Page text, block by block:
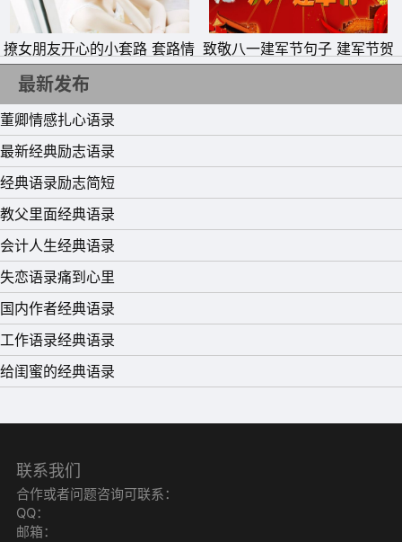
11、你的天空，明丽而清澈，却是我无法触及的海市蜃楼，
12、花开的痕迹，依然在流年里暗香浮动，摇曳着最初的温
度。流光，早已悄然跨过沧海桑田。
13、曾经以为失去你心就会痛，后来发现心找不到了。
14、我们的结局是我们早就知道的结果。只是，我坚持着改
变;你执着着放手。
15、不要因为寂寞爱错人，更不要因为爱错人而寂寞一生，
尝试信任才能得到幸福。缘分是本书，翻的不经意会错过，
读得太认真会泪流。女人会记得让她笑的男人，男人会记得
让他哭的女人，可是女人总是留在让她哭的男人身边，男人
撩女朋友开心的小套路 套路情
话大全一问一答
致敬八一建军节句子 建军节贺
词短句
最新发布
董卿情感扎心语录
最新经典励志语录
经典语录励志简短
教父里面经典语录
会计人生经典语录
失恋语录痛到心里
国内作者经典语录
工作语录经典语录
给闺蜜的经典语录
联系我们
合作或者问题咨询可联系：
QQ：
邮箱：